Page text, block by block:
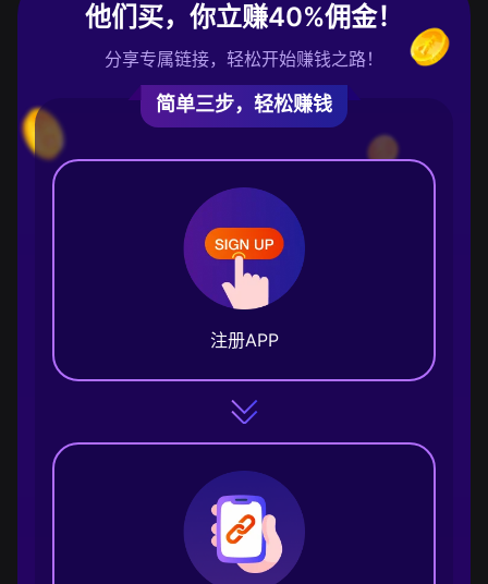
他们买，你立赚40%佣金！
分享专属链接，轻松开始赚钱之路！
简单三步，轻松赚钱
注册APP